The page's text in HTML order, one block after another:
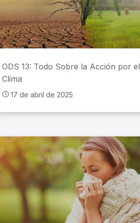
ODS 13: Todo Sobre la Acción por el
Clima
17 de abril de 2025